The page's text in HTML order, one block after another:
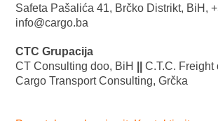
Safeta Pašalića 41, Brčko Distrikt, BiH,
info@cargo.ba
CTC Grupacija
CT Consulting doo, BiH
C.T.C. Freight
Cargo Transport Consulting, Grčka